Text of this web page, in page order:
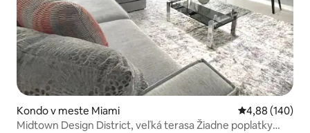
Kondo v meste Miami Priemerné
4,88 (140)
Midtown Design District, veľká terasa Žiadne poplatky